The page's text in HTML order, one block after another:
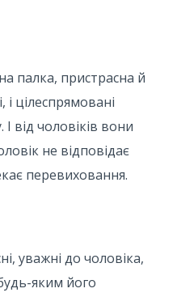
палка, пристрасна й
цілеспрямовані
від чоловіків вони
не відповідає
перевиховання.
уважні до чоловіка,
яким його